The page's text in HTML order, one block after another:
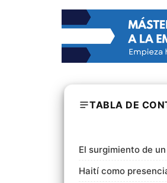
TABLA DE
El surgimiento de
Haití como